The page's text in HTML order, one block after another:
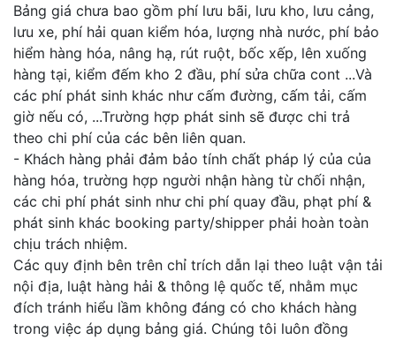
Bảng giá chưa bao gồm phí lưu bãi, lưu kho, lưu cảng,
lưu xe, phí hải quan kiểm hóa, lượng nhà nước, phí bảo
hiểm hàng hóa, nâng hạ, rút ruột, bốc xếp, lên xuống
hàng tại, kiểm đếm kho 2 đầu, phí sửa chữa cont ...Và
các phí phát sinh khác như cấm đường, cấm tải, cấm
giờ nếu có, ...Trường hợp phát sinh sẽ được chi trả
theo chi phí của các bên liên quan.
- Khách hàng phải đảm bảo tính chất pháp lý của của
hàng hóa, trường hợp người nhận hàng từ chối nhận,
các chi phí phát sinh như chi phí quay đầu, phạt phí &
phát sinh khác booking party/shipper phải hoàn toàn
chịu trách nhiệm.
Các quy định bên trên chỉ trích dẫn lại theo luật vận tải
nội địa, luật hàng hải & thông lệ quốc tế, nhằm mục
đích tránh hiểu lầm không đáng có cho khách hàng
trong việc áp dụng bảng giá. Chúng tôi luôn đồng